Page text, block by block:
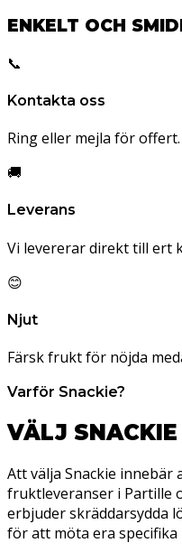
ENKELT OCH
📞
Kontakta oss
Ring eller mejla för offert.
🚚
Leverans
Vi levererar direkt till ert
😊
Njut
Färsk frukt för nöjda
Varför Snackie?
VÄLJ
Att välja Snackie
fruktleveranser i Partille
erbjuder skräddarsydda
för att möta era specifika